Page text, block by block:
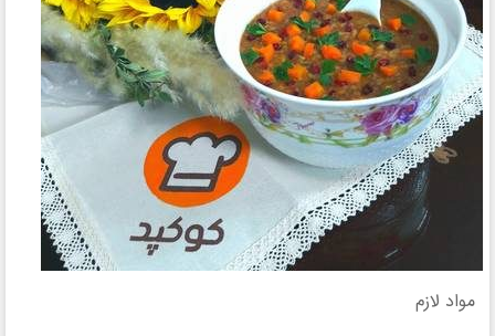
مواد لازم